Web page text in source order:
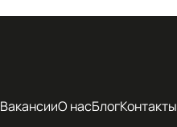
ВакансииО насБлогКонтакты